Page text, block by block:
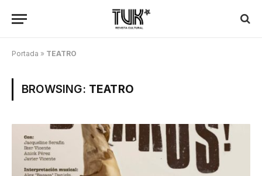
Portada » TEATRO
BROWSING: TEATRO